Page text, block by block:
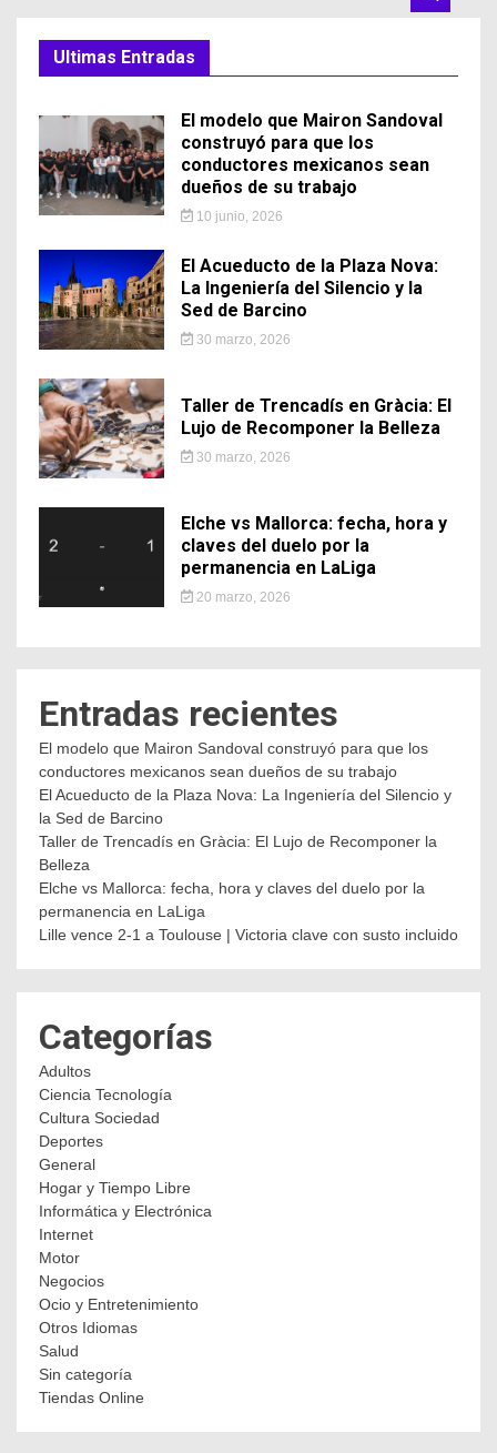
Ultimas Entradas
El modelo que Mairon Sandoval
construyó para que los
conductores mexicanos sean
dueños de su trabajo
10 junio, 2026
El Acueducto de la Plaza Nova:
La Ingeniería del Silencio y la
Sed de Barcino
30 marzo, 2026
Taller de Trencadís en Gràcia: El
Lujo de Recomponer la Belleza
30 marzo, 2026
Elche vs Mallorca: fecha, hora y
claves del duelo por la
permanencia en LaLiga
20 marzo, 2026
Entradas recientes
El modelo que Mairon Sandoval construyó para que los
conductores mexicanos sean dueños de su trabajo
El Acueducto de la Plaza Nova: La Ingeniería del Silencio y
la Sed de Barcino
Taller de Trencadís en Gràcia: El Lujo de Recomponer la
Belleza
Elche vs Mallorca: fecha, hora y claves del duelo por la
permanencia en LaLiga
Lille vence 2-1 a Toulouse | Victoria clave con susto incluido
Categorías
Adultos
Ciencia Tecnología
Cultura Sociedad
Deportes
General
Hogar y Tiempo Libre
Informática y Electrónica
Internet
Motor
Negocios
Ocio y Entretenimiento
Otros Idiomas
Salud
Sin categoría
Tiendas Online